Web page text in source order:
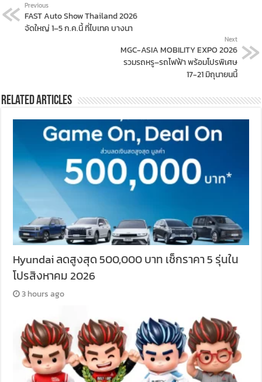
Previous
FAST Auto Show Thailand 2026
จัดใหญ่ 1–5 ก.ค.นี้ ที่ไบเทค บางนา
Next
MGC-ASIA MOBILITY EXPO 2026
รวมรถหรู–รถไฟฟ้า พร้อมโปรพิเศษ
17-21 มิถุนายนนี้
Related Articles
Hyundai ลดสูงสุด 500,000 บาท เช็กราคา 5 รุ่นใน
โปรสิงหาคม 2026
3 hours ago